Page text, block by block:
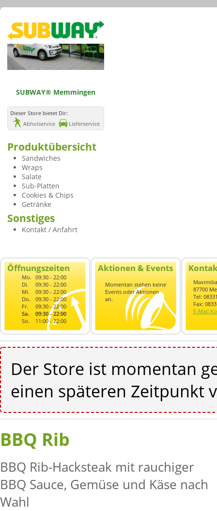
SUBWAY® Memmingen
Dieser Store bietet Dir:
Abholservice
Lieferservice
Produktübersicht
Sandwiches
Wraps
Salate
Sub-Platten
Cookies & Chips
Getränke
Sonstiges
Kontakt / Anfahrt
Öffnungszeiten
Mo. 09:30 - 22:00
Di.
09:30 - 22:00
Mi.
09:30 - 22:00
Do.
09:30 - 22:00
Fr.
09:30 - 22:00
Sa.
09:30 - 22:00
So.
11:00 - 22:00
Aktionen & Events
Momentan stehen keine
Events oder Aktionen
an.
87700
Tel:
Fax:
E-Mail
Der Store ist momentan
einen späteren Zeitpunkt
BBQ Rib
BBQ Rib-Hacksteak mit rauchiger
BBQ Sauce, Gemüse und Käse nach
Wahl